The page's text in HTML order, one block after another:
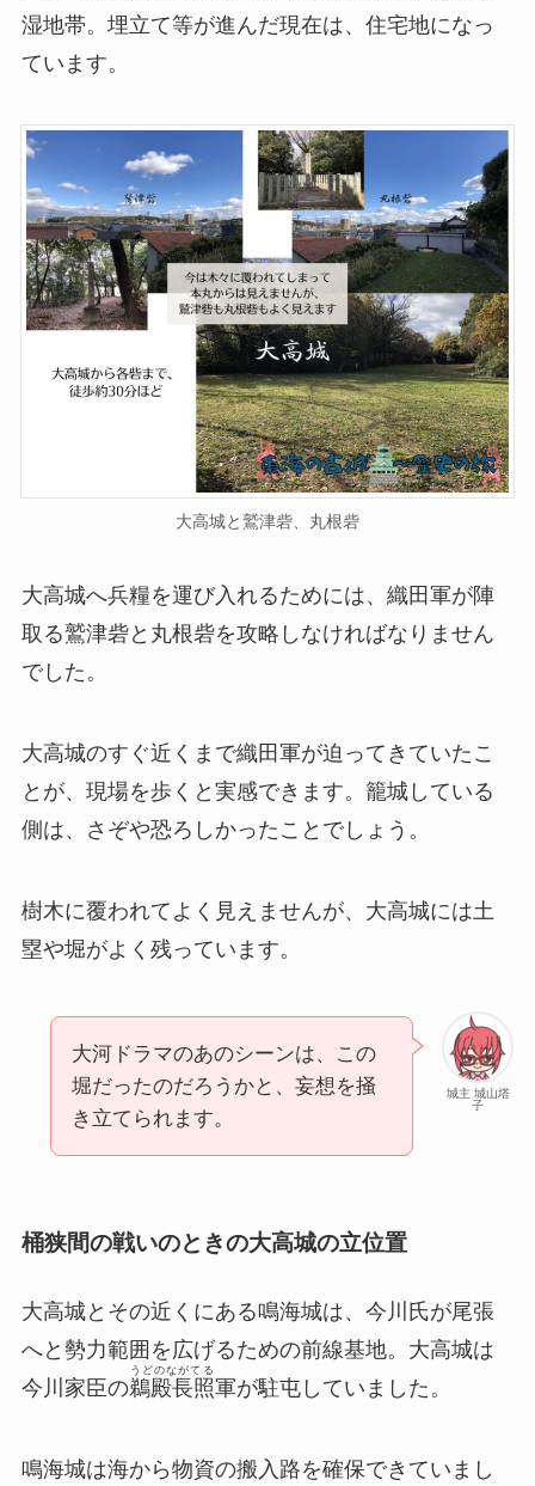
湿地帯。埋立て等が進んだ現在は、住宅地になっ
ています。
大高城と鷲津砦、丸根砦
大高城へ兵糧を運び入れるためには、織田軍が陣
取る鷲津砦と丸根砦を攻略しなければなりません
でした。
大高城のすぐ近くまで織田軍が迫ってきていたこ
とが、現場を歩くと実感できます。籠城している
側は、さぞや恐ろしかったことでしょう。
樹木に覆われてよく見えませんが、大高城には土
塁や堀がよく残っています。
城主 城山塔
子
大河ドラマのあのシーンは、この
堀だったのだろうかと、妄想を掻
き立てられます。
桶狭間の戦いのときの大高城の立位置
大高城とその近くにある鳴海城は、今川氏が尾張
へと勢力範囲を広げるための前線基地。大高城は
今川家臣の鵜殿長照
うどのながてる
軍が駐屯していました。
鳴海城は海から物資の搬入路を確保できていまし